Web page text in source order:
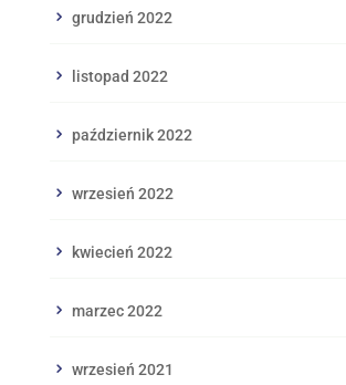
grudzień 2022
listopad 2022
październik 2022
wrzesień 2022
kwiecień 2022
marzec 2022
wrzesień 2021